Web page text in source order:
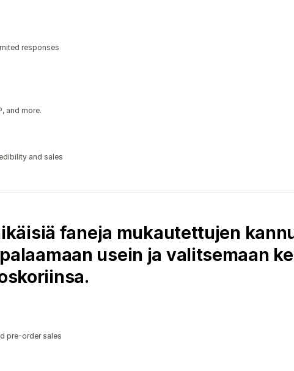
responses
and more.
and sales
faneja mukautettujen
usein ja valitsemaan
pre-order sales